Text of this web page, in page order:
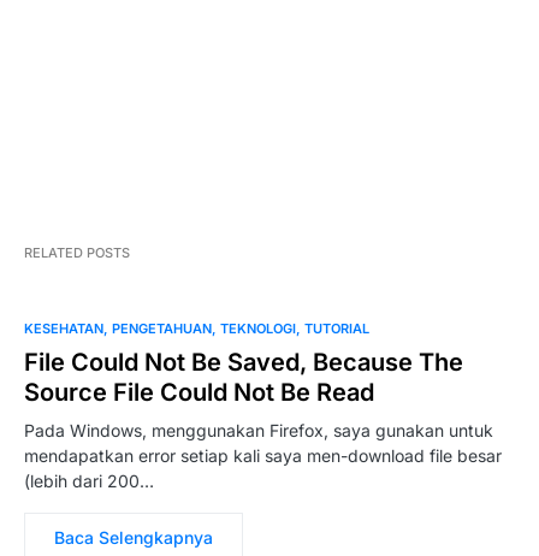
RELATED POSTS
KESEHATAN PENGETAHUAN TEKNOLOGI TUTORIAL
File Could Not Be Saved, Because The
Source File Could Not Be Read
Pada Windows, menggunakan Firefox, saya gunakan untuk
mendapatkan error setiap kali saya men-download file besar
(lebih dari 200…
Baca Selengkapnya